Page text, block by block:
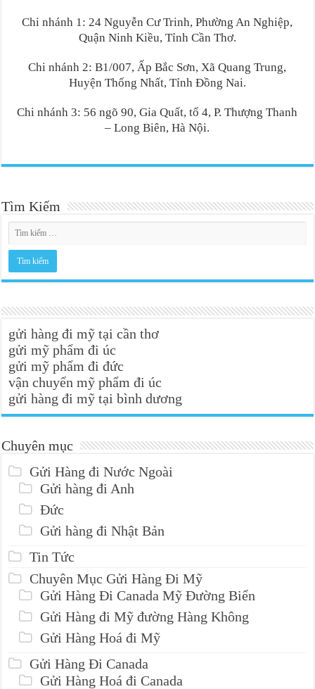
Chi nhánh 1: 24 Nguyễn Cư Trinh, Phường An Nghiệp,
Quận Ninh Kiều, Tỉnh Cần Thơ.
Chi nhánh 2: B1/007, Ấp Bắc Sơn, Xã Quang Trung,
Huyện Thống Nhất, Tỉnh Đồng Nai.
Chi nhánh 3: 56 ngõ 90, Gia Quất, tổ 4, P. Thượng Thanh
– Long Biên, Hà Nội.
Tìm Kiếm
gửi hàng đi mỹ tại cần thơ
gửi mỹ phẩm đi úc
gửi mỹ phẩm đi đức
vận chuyển mỹ phẩm đi úc
gửi hàng đi mỹ tại bình dương
Chuyên mục
Gửi Hàng đi Nước Ngoài
Gửi hàng đi Anh
Đức
Gửi hàng đi Nhật Bản
Tin Tức
Chuyên Mục Gửi Hàng Đi Mỹ
Gửi Hàng Đi Canada Mỹ Đường Biển
Gửi Hàng đi Mỹ đường Hàng Không
Gửi Hàng Hoá đi Mỹ
Gửi Hàng Đi Canada
Gửi Hàng Hoá đi Canada